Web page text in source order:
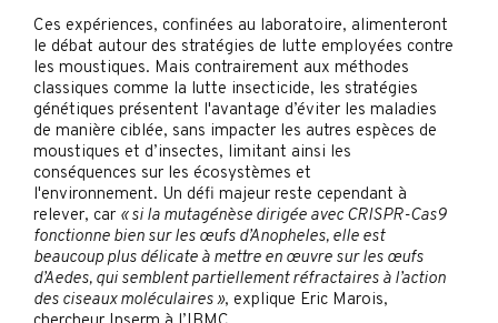
Ces expériences, confinées au laboratoire, alimenteront
le débat autour des stratégies de lutte employées contre
les moustiques. Mais contrairement aux méthodes
classiques comme la lutte insecticide, les stratégies
génétiques présentent l'avantage d’éviter les maladies
de manière ciblée, sans impacter les autres espèces de
moustiques et d’insectes, limitant ainsi les
conséquences sur les écosystèmes et
l'environnement. Un défi majeur reste cependant à
relever, car « si la mutagénèse dirigée avec CRISPR-Cas9
fonctionne bien sur les œufs d’Anopheles, elle est
beaucoup plus délicate à mettre en œuvre sur les œufs
d’Aedes, qui semblent partiellement réfractaires à l’action
des ciseaux moléculaires », explique Eric Marois,